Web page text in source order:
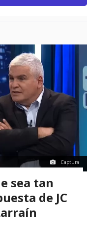
Captura
sea tan
de JC